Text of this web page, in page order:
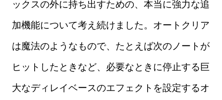
ックスの外に持ち出すための、本当に強力な追
加機能について考え続けました。オートクリア
は魔法のようなもので、たとえば次のノートが
ヒットしたときなど、必要なときに停止する巨
大なディレイベースのエフェクトを設定するオ